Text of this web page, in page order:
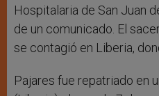
Hospitalaria de San Juan
de un comunicado. El
se contagió en Liberia,
Pajares fue repatriado en